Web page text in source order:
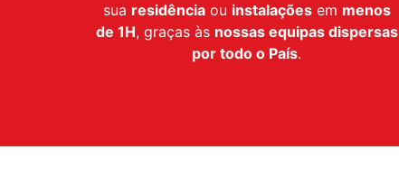
sua residênciaou instalaçõesem menos
de 1H, graças às nossas equipas dispersas
por todo o País.